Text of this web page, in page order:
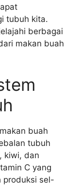
tubuh kita.
berbagai
makan buah
buah
tubuh
kiwi, dan
C yang
produksi sel-